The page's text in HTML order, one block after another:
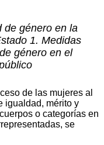
de género en la
1. Medidas
género en el
de las mujeres al
igualdad, mérito y
o categorías en
se